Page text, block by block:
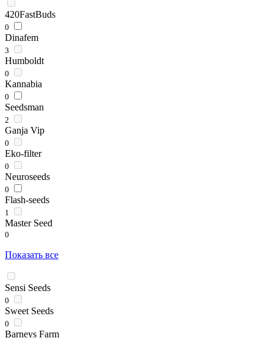
420FastBuds
0
Dinafem
3
Humboldt
0
Kannabia
0
Seedsman
2
Ganja Vip
0
Eko-filter
0
Neuroseeds
0
Flash-seeds
1
Master Seed
0
Показать все
Sensi Seeds
0
Sweet Seeds
0
Barneys Farm